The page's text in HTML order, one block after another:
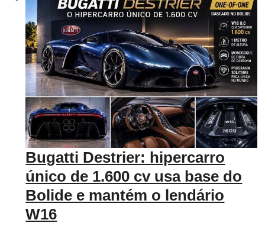
Bugatti Destrier: hipercarro
único de 1.600 cv usa base do
Bolide e mantém o lendário
W16